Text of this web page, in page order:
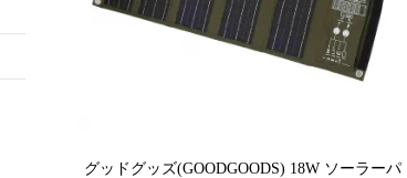
グッドグッズ(GOODGOODS) 18W ソーラーパ